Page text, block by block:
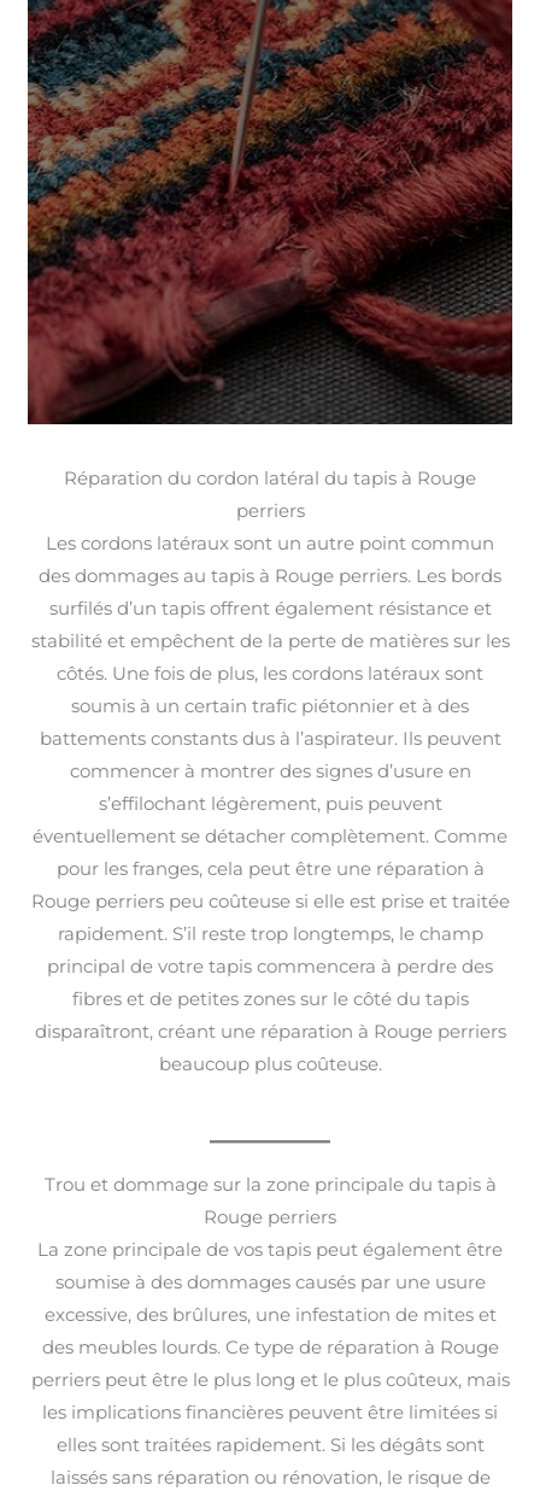
Réparation du cordon latéral du tapis à Rouge
perriers
Les cordons latéraux sont un autre point commun
des dommages au tapis à Rouge perriers. Les bords
surfilés d’un tapis offrent également résistance et
stabilité et empêchent de la perte de matières sur les
côtés. Une fois de plus, les cordons latéraux sont
soumis à un certain trafic piétonnier et à des
battements constants dus à l’aspirateur. Ils peuvent
commencer à montrer des signes d’usure en
s’effilochant légèrement, puis peuvent
éventuellement se détacher complètement. Comme
pour les franges, cela peut être une réparation à
Rouge perriers peu coûteuse si elle est prise et traitée
rapidement. S’il reste trop longtemps, le champ
principal de votre tapis commencera à perdre des
fibres et de petites zones sur le côté du tapis
disparaîtront, créant une réparation à Rouge perriers
beaucoup plus coûteuse.
Trou et dommage sur la zone principale du tapis à
Rouge perriers
La zone principale de vos tapis peut également être
soumise à des dommages causés par une usure
excessive, des brûlures, une infestation de mites et
des meubles lourds. Ce type de réparation à Rouge
perriers peut être le plus long et le plus coûteux, mais
les implications financières peuvent être limitées si
elles sont traitées rapidement. Si les dégâts sont
laissés sans réparation ou rénovation, le risque de